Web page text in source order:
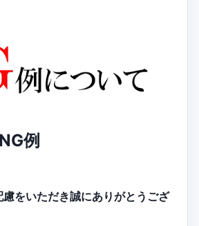
例
をいただき誠にありがとうござ